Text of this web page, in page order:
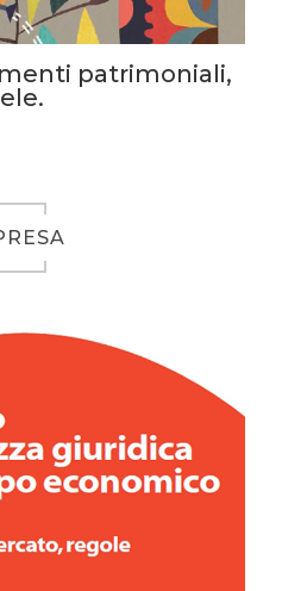
patrimoniali,